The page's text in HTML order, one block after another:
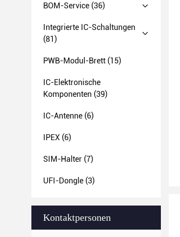
BOM-Service (36)
Integrierte IC-Schaltungen
(81)
PWB-Modul-Brett (15)
IC-Elektronische
Komponenten (39)
IC-Antenne (6)
IPEX (6)
SIM-Halter (7)
UFI-Dongle (3)
Kontaktpersonen